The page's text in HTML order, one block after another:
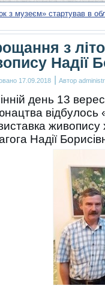
з музеєм» стартував в
з
Надії
17.09.2018 | Автор
день 13
живопису
Надії